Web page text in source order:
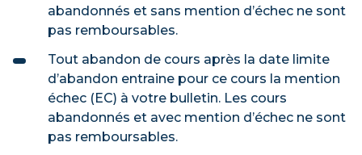
abandonnés et sans mention d’échec ne sont
pas remboursables.
Tout abandon de cours après la date limite
d’abandon entraine pour ce cours la mention
échec (EC) à votre bulletin. Les cours
abandonnés et avec mention d’échec ne sont
pas remboursables.